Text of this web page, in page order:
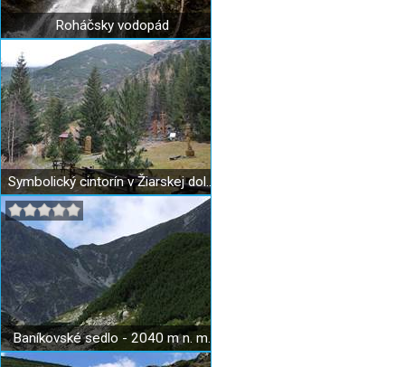
Roháčsky vodopád
Symbolický cintorín v Žiarskej doline
Baníkovské sedlo - 2040 m n. m.